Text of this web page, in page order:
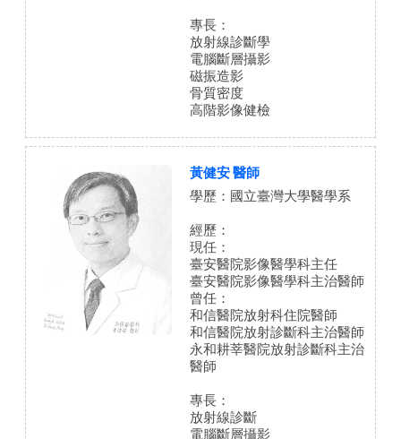
專長：
放射線診斷學
電腦斷層攝影
磁振造影
骨質密度
高階影像健檢
黃健安 醫師
學歷：國立臺灣大學醫學系
經歷：
現任：
臺安醫院影像醫學科主任
臺安醫院影像醫學科主治醫師
曾任：
和信醫院放射科住院醫師
和信醫院放射診斷科主治醫師
永和耕莘醫院放射診斷科主治
醫師
專長：
放射線診斷
電腦斷層攝影